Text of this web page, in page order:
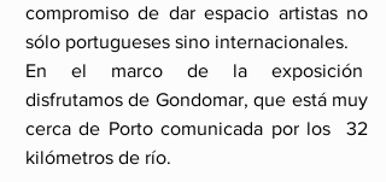
compromiso de dar espacio artistas no
sólo portugueses sino internacionales.
En el marco de la exposición
disfrutamos de Gondomar, que está muy
cerca de Porto comunicada por los  32
kilómetros de río.